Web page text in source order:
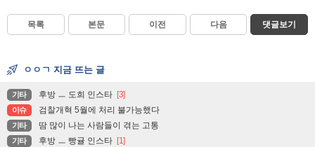
목록 본문 이전 다음 댓글보기
ㅇㅇㄱ 지금 뜨는 글
기타 후방 ㅡ 도희 인스타 [3]
이슈 검찰개혁 5월에 처리 불가능했다
기타 땀 많이 나는 사람들이 겪는 고통
기타 후방 ㅡ 빵귤 인스타 [1]